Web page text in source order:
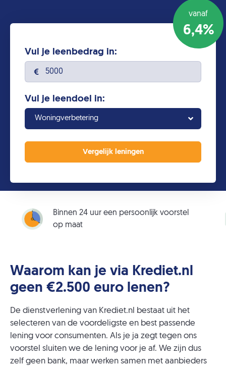
Vul je leenbedrag in:
Vul je leendoel in:
Woningverbetering
vanaf
6,4%
Binnen 24 uur een persoonlijk voorstel
op maat
Waarom kan je via Krediet.nl
geen €2.500 euro lenen?
De dienstverlening van Krediet.nl bestaat uit het
selecteren van de voordeligste en best passende
lening voor consumenten. Als je ja zegt tegen ons
voorstel sluiten we de lening voor je af. We zijn dus
zelf geen bank, maar werken samen met aanbieders